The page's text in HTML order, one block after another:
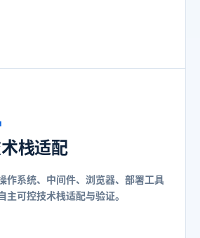
栈适配
作系统、中间件、浏览器、部署工具
主可控技术栈适配与验证。